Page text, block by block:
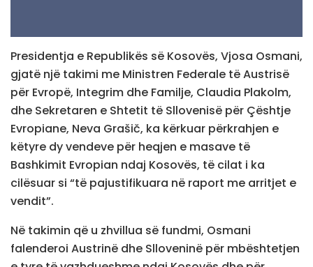
Presidentja e Republikës së Kosovës, Vjosa Osmani,
gjatë një takimi me Ministren Federale të Austrisë
për Evropë, Integrim dhe Familje, Claudia Plakolm,
dhe Sekretaren e Shtetit të Sllovenisë për Çështje
Evropiane, Neva Grašič, ka kërkuar përkrahjen e
këtyre dy vendeve për heqjen e masave të
Bashkimit Evropian ndaj Kosovës, të cilat i ka
cilësuar si “të pajustifikuara në raport me arritjet e
vendit”.
Në takimin që u zhvillua së fundmi, Osmani
falenderoi Austrinë dhe Slloveninë për mbështetjen